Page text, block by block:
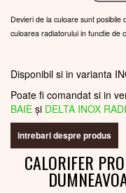
Devieri de la culoare sunt posibile
culoarea radiatorului in functie de
Disponibil si in varianta
Poate fi comandat si in
BAIE și DELTA INOX
intrebari despre produs
CALORIFER